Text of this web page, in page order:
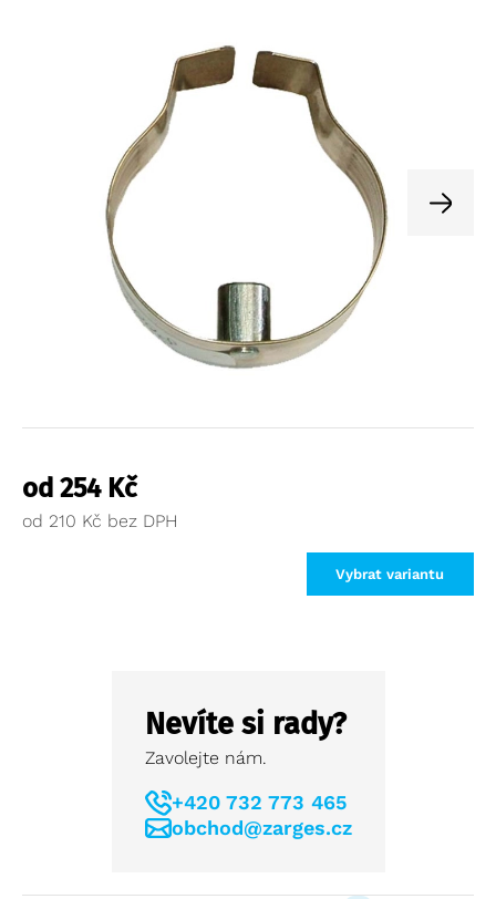
od 254 Kč
od 210 Kč
Vybrat variantu
Nevíte si rady?
Zavolejte nám.
+420 732 773 465
obchod@zarges.cz